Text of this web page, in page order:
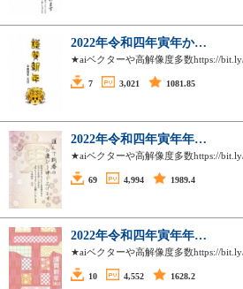
2022年令和四年寅年か…
★aiベクターや高解像度多数https://
7 3,021 1081.85
2022年令和四年寅年年…
★aiベクターや高解像度多数https://
69 4,994 1989.4
2022年令和四年寅年年…
★aiベクターや高解像度多数https://
10 4,552 1628.2